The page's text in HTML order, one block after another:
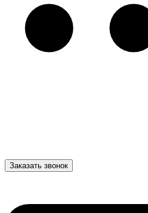
Заказать звонок